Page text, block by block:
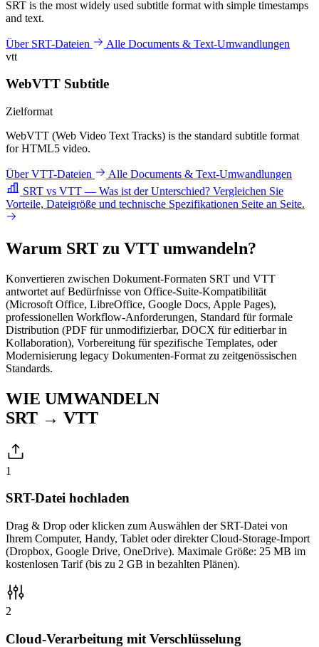
SRT is the most widely used subtitle format with simple timestamps
and text.
Über SRT-Dateien
Alle Documents & Text-Umwandlungen
vtt
WebVTT Subtitle
Zielformat
WebVTT (Web Video Text Tracks) is the standard subtitle format
for HTML5 video.
Über VTT-Dateien
Alle Documents & Text-Umwandlungen
SRT vs VTT — Was ist der Unterschied? Vergleichen Sie
Vorteile, Dateigröße und technische Spezifikationen Seite an Seite.
Warum SRT zu VTT umwandeln?
Konvertieren zwischen Dokument-Formaten SRT und VTT
antwortet auf Bedürfnisse von Office-Suite-Kompatibilität
(Microsoft Office, LibreOffice, Google Docs, Apple Pages),
professionellen Workflow-Anforderungen, Standard für formale
Distribution (PDF für unmodifizierbar, DOCX für editierbar in
Kollaboration), Vorbereitung für spezifische Templates, oder
Modernisierung legacy Dokumenten-Format zu zeitgenössischen
Standards.
WIE UMWANDELN
SRT → VTT
1
SRT-Datei hochladen
Drag & Drop oder klicken zum Auswählen der SRT-Datei von
Ihrem Computer, Handy, Tablet oder direkter Cloud-Storage-Import
(Dropbox, Google Drive, OneDrive). Maximale Größe: 25 MB im
kostenlosen Tarif (bis zu 2 GB in bezahlten Plänen).
2
Cloud-Verarbeitung mit Verschlüsselung